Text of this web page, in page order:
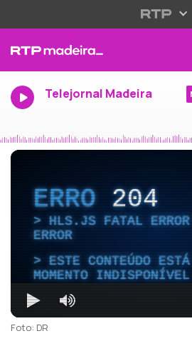
Telejornal Madeira
ERRO204
HLS.JS FATAL
ERROR
ESTE CONTEÚDO
MOMENTO INDISPONÍVEL
Foto: DR